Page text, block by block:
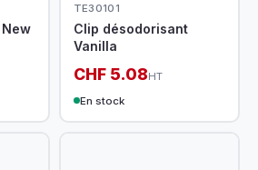
TE30101
Clip désodorisant
Vanilla
CHF 5.08HT
En stock